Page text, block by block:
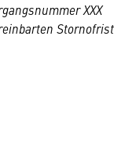
XXX
Stornofrist